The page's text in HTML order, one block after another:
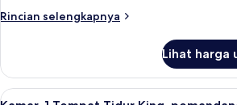
pemandangan
Rincian selengkapnya
Rincian
Suite,
Lihat harga
Lihat
Seprai